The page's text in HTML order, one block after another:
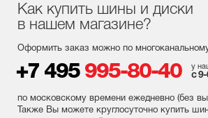
Как купить шины и диски
в нашем магазине?
Оформить заказ можно по
+7 495 995-80-40 у
с
по московскому времени ежедневно (без
Также Вы можете круглосуточно купить